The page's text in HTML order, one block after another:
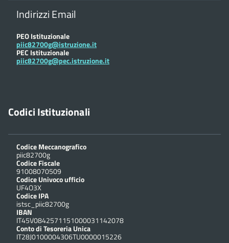
Indirizzi Email
PEO Istituzionale
piic82700g@istruzione.it
PEC Istituzionale
piic82700g@pec.istruzione.it
Codici Istituzionali
Codice Meccanografico
piic82700g
Codice Fiscale
91008070509
Codice Univoco ufficio
UF4O3X
Codice IPA
istsc_piic82700g
IBAN
IT45V0842571151000031142078
Conto di Tesoreria Unica
IT28J0100004306TU0000015226